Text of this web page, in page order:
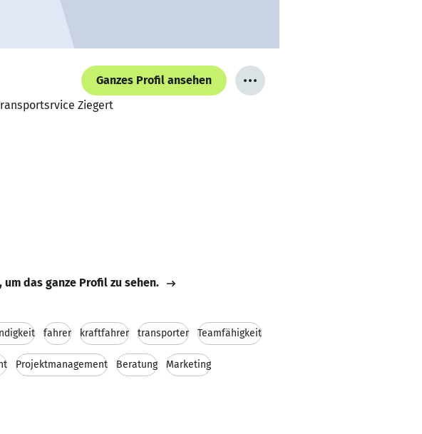
Ganzes Profil ansehen
Ziegert
um das ganze Profil zu sehen.
fahrer kraftfahrer transporter Teamfähigkeit
Projektmanagement Beratung Marketing